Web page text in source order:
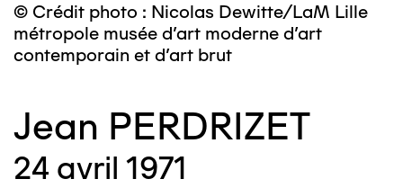
© Crédit photo : Nicolas Dewitte/LaM Lille
métropole musée d’art moderne d’art
contemporain et d’art brut
Jean PERDRIZET
24 avril 1971